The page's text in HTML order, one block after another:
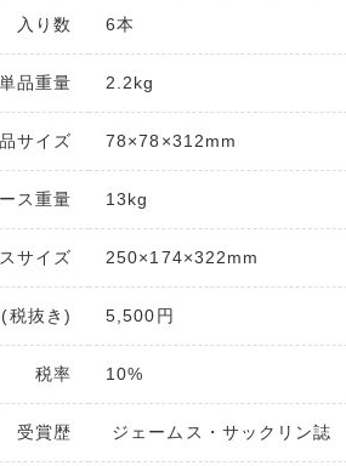
入り数 6本
単品重量 2.2kg
サイズ 78×78×312mm
ス重量 13kg
サイズ 250×174×322mm
(税抜き) 5,500円
税率 10%
受賞歴 ジェームス・サックリン